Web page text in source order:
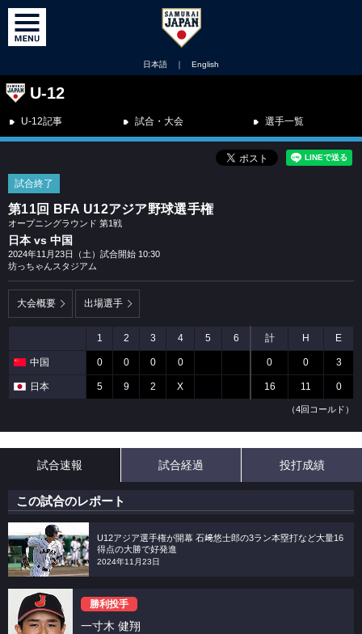
日本語 ｜ English
U-12
U-12記事 試合・大会 選手一覧
試合終了
第11回 BFA U12アジア野球選手権
オープニングラウンド 第1戦
日本 vs 中国
2024年11月23日（土）試合開始 10:30
坊っちゃんスタジアム
大会概要 出場選手
1 2 3 4 5 6 計 H E
中国 0 0 0 0 0 0 3
日本 5 9 2 X 16 11 0
（4回コールド）
試合速報 試合経過 投打成績
この試合のレポート
U12アジア選手権が開幕 石﨑悠士郎の3ラン本塁打など大量16
得点の大勝で好発進
2024年11月23日
勝利投手
一寸木 健翔